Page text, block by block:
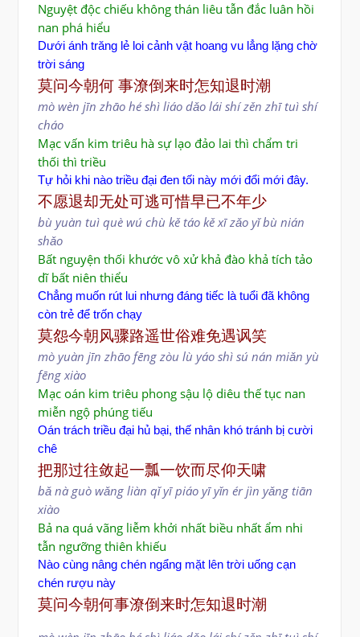
Nguyệt độc chiếu không thán liêu tẫn đắc luân hồi
nan phá hiểu
Dưới ánh trăng lẻ loi cảnh vật hoang vu lẳng lặng chờ
trời sáng
莫问今朝何 事潦倒来时怎知退时潮
mò wèn jīn zhāo hé shì liáo dǎo lái shí zěn zhī tuì shí
cháo
Mạc vấn kim triêu hà sự lạo đảo lai thì chẩm tri
thối thì triều
Tự hỏi khi nào triều đại đen tối này mới đổi mới đây.
不愿退却无处可逃可惜早已不年少
bù yuàn tuì què wú chù kě táo kě xī zǎo yǐ bù nián
shǎo
Bất nguyện thối khước vô xử khả đào khả tích tảo
dĩ bất niên thiểu
Chẳng muốn rút lui nhưng đáng tiếc là tuổi đã không
còn trẻ để trốn chạy
莫怨今朝风骤路遥世俗难免遇讽笑
mò yuàn jīn zhāo fēng zòu lù yáo shì sú nán miǎn yù
fēng xiào
Mạc oán kim triêu phong sậu lộ diêu thế tục nan
miễn ngộ phúng tiếu
Oán trách triều đại hủ bại, thế nhân khó tránh bị cười
chê
把那过往敛起一瓢一饮而尽仰天啸
bǎ nà guò wǎng liàn qǐ yī piáo yī yǐn ér jìn yǎng tiān
xiào
Bả na quá vãng liễm khởi nhất biều nhất ẩm nhi
tẫn ngưỡng thiên khiếu
Nào cùng nâng chén ngẩng mặt lên trời uống cạn
chén rượu này
莫问今朝何事潦倒来时怎知退时潮